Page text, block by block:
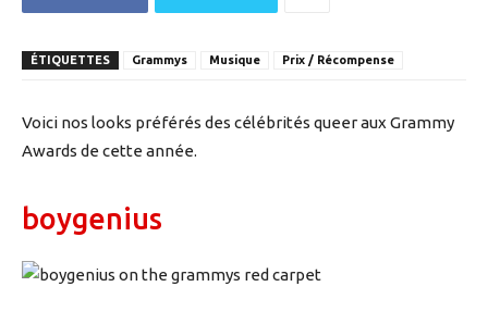
ÉTIQUETTES Grammys Musique Prix / Récompense
Voici nos looks préférés des célébrités queer aux Grammy
Awards de cette année.
boygenius